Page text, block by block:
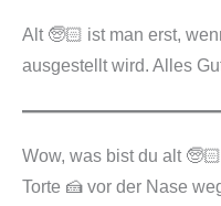
Alt 🧓🏻 ist man erst,
ausgestellt wird. Alles
Wow, was bist du alt
Torte 🍰 vor der Nase